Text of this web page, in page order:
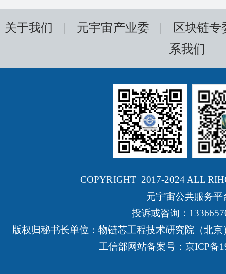
关于我们 | 元宇宙产业委 |
区块链专
系我们
COPYRIGHT 2017-2024 ALL
元宇宙公共服务平
投诉或咨询：
版权归秘书长单位：物链芯工程技术研究院（北
工信部网站备案号： 京ICP备